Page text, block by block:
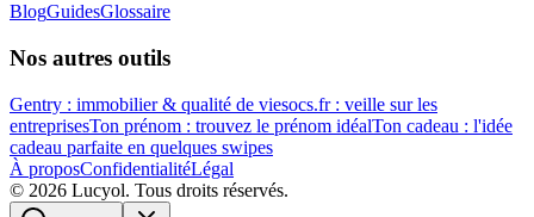
BlogGuidesGlossaire
Nos autres outils
Gentry : immobilier & qualité de viesocs.fr : veille sur les
entreprisesTon prénom : trouvez le prénom idéalTon cadeau : l'idée
cadeau parfaite en quelques swipes
À proposConfidentialitéLégal
© 2026 Lucyol. Tous droits réservés.